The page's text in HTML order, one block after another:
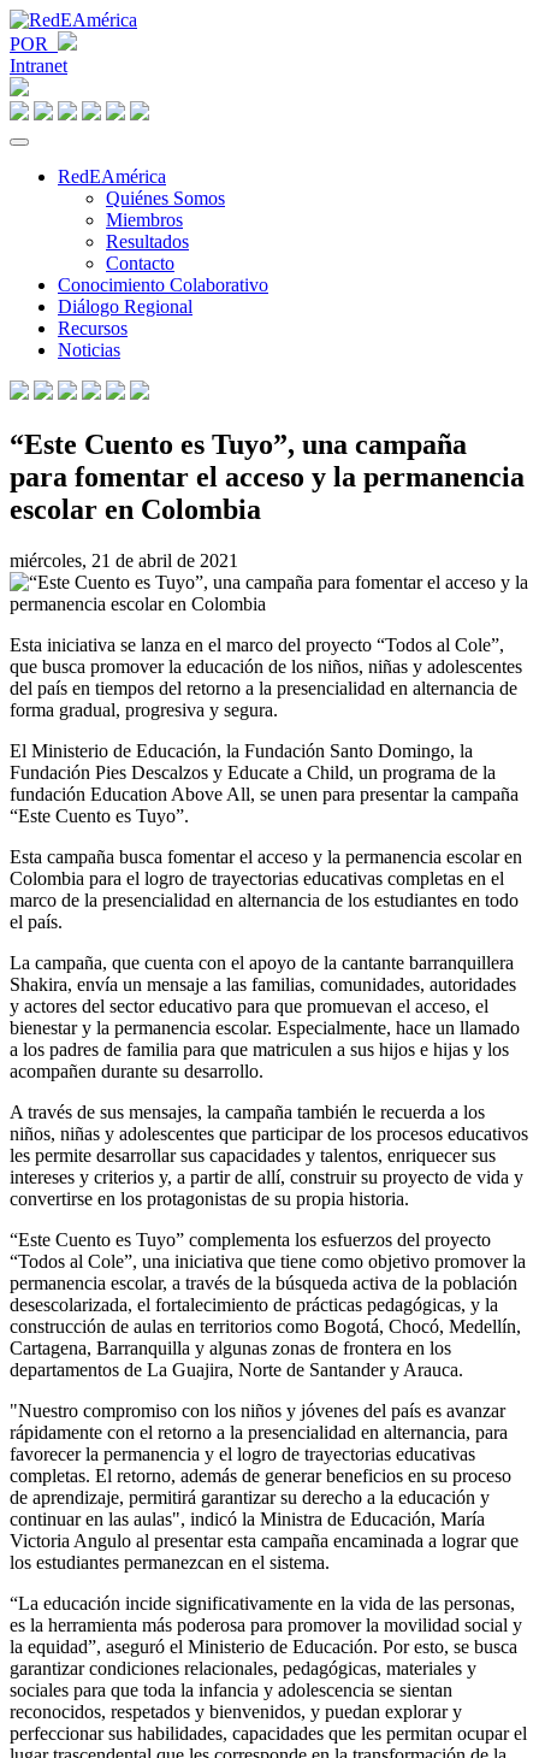
POR
Intranet
RedEAmérica
Quiénes Somos
Miembros
Resultados
Contacto
Conocimiento Colaborativo
Diálogo Regional
Recursos
Noticias
“Este Cuento es Tuyo”, una campaña
para fomentar el acceso y la permanencia
escolar en Colombia
miércoles, 21 de abril de 2021
Esta iniciativa se lanza en el marco del proyecto “Todos al Cole”,
que busca promover la educación de los niños, niñas y adolescentes
del país en tiempos del retorno a la presencialidad en alternancia de
forma gradual, progresiva y segura.
El Ministerio de Educación, la Fundación Santo Domingo, la
Fundación Pies Descalzos y Educate a Child, un programa de la
fundación Education Above All, se unen para presentar la campaña
“Este Cuento es Tuyo”.
Esta campaña busca fomentar el acceso y la permanencia escolar en
Colombia para el logro de trayectorias educativas completas en el
marco de la presencialidad en alternancia de los estudiantes en todo
el país.
La campaña, que cuenta con el apoyo de la cantante barranquillera
Shakira, envía un mensaje a las familias, comunidades, autoridades
y actores del sector educativo para que promuevan el acceso, el
bienestar y la permanencia escolar. Especialmente, hace un llamado
a los padres de familia para que matriculen a sus hijos e hijas y los
acompañen durante su desarrollo.
A través de sus mensajes, la campaña también le recuerda a los
niños, niñas y adolescentes que participar de los procesos educativos
les permite desarrollar sus capacidades y talentos, enriquecer sus
intereses y criterios y, a partir de allí, construir su proyecto de vida y
convertirse en los protagonistas de su propia historia.
“Este Cuento es Tuyo” complementa los esfuerzos del proyecto
“Todos al Cole”, una iniciativa que tiene como objetivo promover la
permanencia escolar, a través de la búsqueda activa de la población
desescolarizada, el fortalecimiento de prácticas pedagógicas, y la
construcción de aulas en territorios como Bogotá, Chocó, Medellín,
Cartagena, Barranquilla y algunas zonas de frontera en los
departamentos de La Guajira, Norte de Santander y Arauca.
"Nuestro compromiso con los niños y jóvenes del país es avanzar
rápidamente con el retorno a la presencialidad en alternancia, para
favorecer la permanencia y el logro de trayectorias educativas
completas. El retorno, además de generar beneficios en su proceso
de aprendizaje, permitirá garantizar su derecho a la educación y
continuar en las aulas", indicó la Ministra de Educación, María
Victoria Angulo al presentar esta campaña encaminada a lograr que
los estudiantes permanezcan en el sistema.
“La educación incide significativamente en la vida de las personas,
es la herramienta más poderosa para promover la movilidad social y
la equidad”, aseguró el Ministerio de Educación. Por esto, se busca
garantizar condiciones relacionales, pedagógicas, materiales y
sociales para que toda la infancia y adolescencia se sientan
reconocidos, respetados y bienvenidos, y puedan explorar y
perfeccionar sus habilidades, capacidades que les permitan ocupar el